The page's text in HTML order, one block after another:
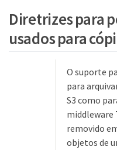
Diretrizes para
usados para
O suporte
para
S3 como
middleware
removido
objetos de